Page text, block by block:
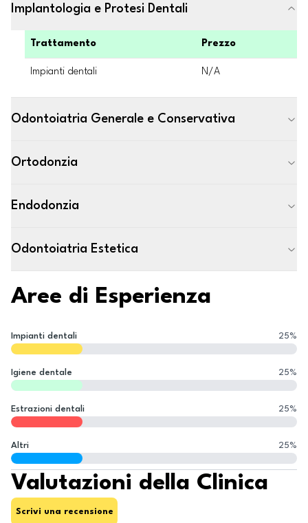
Implantologia e Protesi Dentali
Trattamento Prezzo
Impianti dentali N/A
Odontoiatria Generale e Conservativa
Ortodonzia
Endodonzia
Odontoiatria Estetica
Aree di Esperienza
Impianti dentali 25%
Igiene dentale 25%
Estrazioni dentali 25%
Altri 25%
Valutazioni della Clinica
Scrivi una recensione